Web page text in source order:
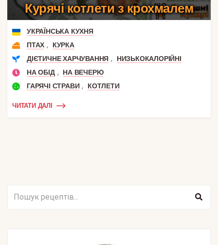
Курячі котлети з крохмалем
УКРАЇНСЬКА КУХНЯ
ПТАХ ,
КУРКА
ДІЄТИЧНЕ ХАРЧУВАННЯ ,
НИЗЬКОКАЛОРІЙНІ
НА ОБІД ,
НА ВЕЧЕРЮ
ГАРЯЧІ СТРАВИ , КОТЛЕТИ
ЧИТАТИ ДАЛІ